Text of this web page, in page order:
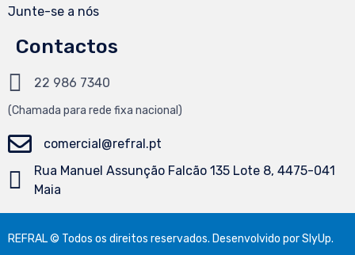
Junte-se a nós
Contactos
22 986 7340
(Chamada para rede fixa nacional)
comercial@refral.pt
Rua Manuel Assunção Falcão 135 Lote 8, 4475-041
Maia
REFRAL © Todos os direitos reservados. Desenvolvido porSlyUp.